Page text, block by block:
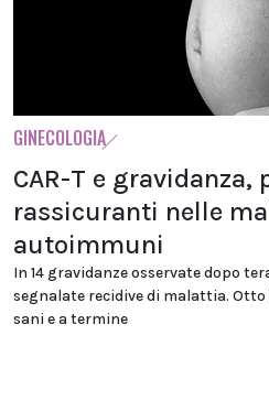
GINECOLOGIA
CAR-T e
rassicuranti nelle
autoimmuni
In 14 gravidanze osservate dopo
segnalate recidive di malattia.
sani e a termine